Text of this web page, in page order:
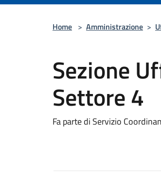
Home > Amministrazione >
Sezione
Settore 4
Fa parte di Servizio